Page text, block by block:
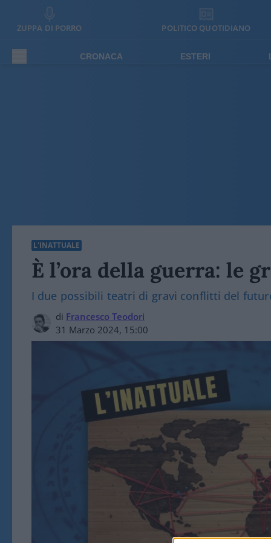
ZUPPA DI PORRO POLITICO QUOTIDIANO
CRONACA ESTERI
L'INATTUALE
È l’ora della guerra: le
I due possibili teatri di gravi conflitti del
di Francesco Teodori
31 Marzo 2024, 15:00